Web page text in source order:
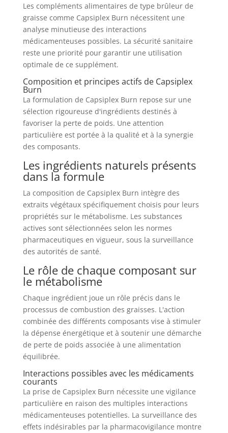
Les compléments alimentaires de type brûleur de
graisse comme Capsiplex Burn nécessitent une
analyse minutieuse des interactions
médicamenteuses possibles. La sécurité sanitaire
reste une priorité pour garantir une utilisation
optimale de ce supplément.
Composition et principes actifs de Capsiplex
Burn
La formulation de Capsiplex Burn repose sur une
sélection rigoureuse d'ingrédients destinés à
favoriser la perte de poids. Une attention
particulière est portée à la qualité et à la synergie
des composants.
Les ingrédients naturels présents
dans la formule
La composition de Capsiplex Burn intègre des
extraits végétaux spécifiquement choisis pour leurs
propriétés sur le métabolisme. Les substances
actives sont sélectionnées selon les normes
pharmaceutiques en vigueur, sous la surveillance
des autorités de santé.
Le rôle de chaque composant sur
le métabolisme
Chaque ingrédient joue un rôle précis dans le
processus de combustion des graisses. L'action
combinée des différents composants vise à stimuler
la dépense énergétique et à soutenir une démarche
de perte de poids associée à une alimentation
équilibrée.
Interactions possibles avec les médicaments
courants
La prise de Capsiplex Burn nécessite une vigilance
particulière en raison des multiples interactions
médicamenteuses potentielles. La surveillance des
effets indésirables par la pharmacovigilance montre